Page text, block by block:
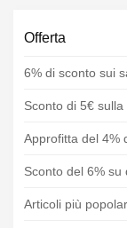
Offerta
6% di sconto sui
Sconto di 5€
Approfitta del 4%
Sconto del 6%
Articoli più